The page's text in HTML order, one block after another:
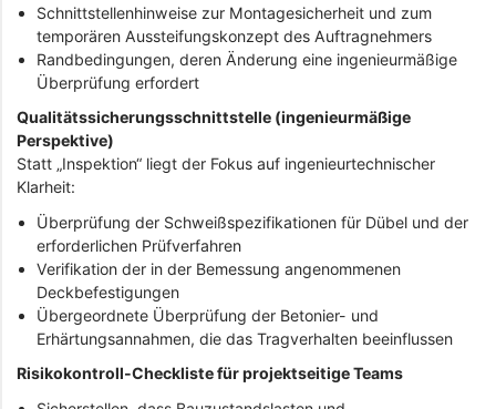
Schnittstellenhinweise zur Montagesicherheit und zum
temporären Aussteifungskonzept des Auftragnehmers
Randbedingungen, deren Änderung eine ingenieurmäßige
Überprüfung erfordert
Qualitätssicherungsschnittstelle (ingenieurmäßige
Perspektive)
Statt „Inspektion“ liegt der Fokus auf ingenieurtechnischer
Klarheit:
Überprüfung der Schweißspezifikationen für Dübel und der
erforderlichen Prüfverfahren
Verifikation der in der Bemessung angenommenen
Deckbefestigungen
Übergeordnete Überprüfung der Betonier- und
Erhärtungsannahmen, die das Tragverhalten beeinflussen
Risikokontroll-Checkliste für projektseitige Teams